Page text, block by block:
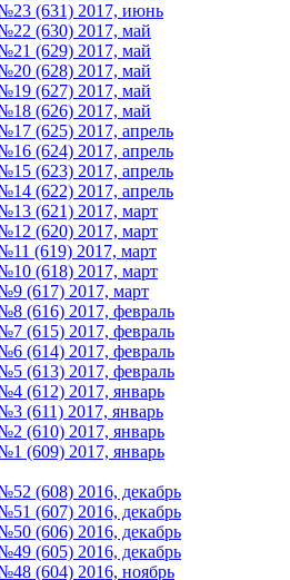
(631) 2017, июнь
(630) 2017, май
(629) 2017, май
(628) 2017, май
(627) 2017, май
(626) 2017, май
(625) 2017, апрель
(624) 2017, апрель
(623) 2017, апрель
(622) 2017, апрель
(621) 2017, март
(620) 2017, март
(619) 2017, март
(618) 2017, март
(617) 2017, март
(616) 2017, февраль
(615) 2017, февраль
(614) 2017, февраль
(613) 2017, февраль
(612) 2017, январь
(611) 2017, январь
(610) 2017, январь
(609) 2017, январь
(608) 2016, декабрь
(607) 2016, декабрь
(606) 2016, декабрь
(605) 2016, декабрь
(604) 2016, ноябрь